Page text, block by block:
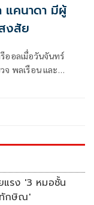
แคนาดา มีผู้
งสัย
ออลเมื่อวันจันทร์
พลเรือน และผู้
รง '3 หมอชั้น
ทักษิณ'